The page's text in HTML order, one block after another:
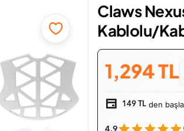
Claws
Kablolu/
1,294TL
149 TL den
4,9